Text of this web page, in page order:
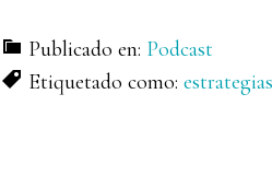
Publicado en: Podcast
Etiquetado como: